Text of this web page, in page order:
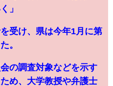
」
受け、県は今年1月に第
。
の調査対象などを示す
め、大学教授や弁護士